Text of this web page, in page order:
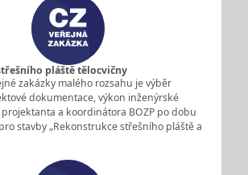
pláště tělocvičny
zakázky malého rozsahu je výběr
dokumentace, výkon inženýrské
a koordinátora BOZP po dobu
stavby „Rekonstrukce střešního pláště a